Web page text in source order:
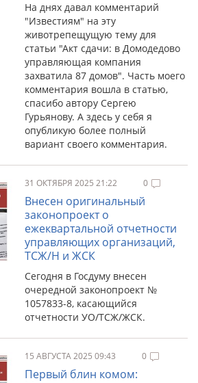
На днях давал комментарий
"Известиям" на эту
животрепещущую тему для
статьи "Акт сдачи: в Домодедово
управляющая компания
захватила 87 домов". Часть моего
комментария вошла в статью,
спасибо автору Сергею
Гурьянову. А здесь у себя я
опубликую более полный
вариант своего комментария.
31 ОКТЯБРЯ 2025 21:22 0
Внесен оригинальный
законопроект о
ежеквартальной отчетности
управляющих организаций,
ТСЖ/Н и ЖСК
Сегодня в Госдуму внесен
очередной законопроект №
1057833-8, касающийся
отчетности УО/ТСЖ/ЖСК.
15 АВГУСТА 2025 09:43 0
Первый блин комом: